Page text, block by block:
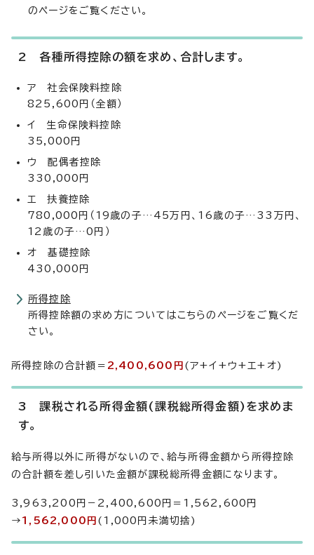
のページをご覧ください。
2 各種所得控除の額を求め、合計します。
ア 社会保険料控除
825,600円（全額）
イ 生命保険料控除
35,000円
ウ 配偶者控除
330,000円
エ 扶養控除
780,000円（19歳の子…45万円、16歳の子…33万円、
12歳の子…0円）
オ 基礎控除
430,000円
所得控除
所得控除額の求め方についてはこちらのページをご覧くだ
さい。
所得控除の合計額＝ 2,400,600円 (ア+イ+ウ+エ+オ)
3 課税される所得金額(課税総所得金額)を求めま
す。
給与所得以外に所得がないので、給与所得金額から所得控除
の合計額を差し引いた金額が課税総所得金額になります。
3,963,200円－2,400,600円＝1,562,600円
→ 1,562,000円 (1,000円未満切捨)